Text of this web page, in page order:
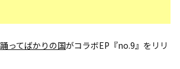
踊ってばかりの国がコラボEP『no.9』をリリ